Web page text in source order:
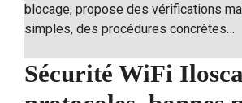
blocage, propose des vérifications
simples, des procédures concrètes…
Sécurité WiFi